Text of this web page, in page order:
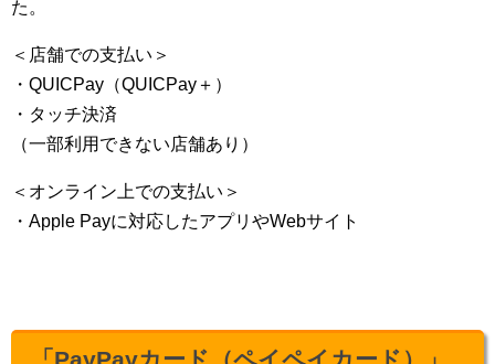
た。
＜店舗での支払い＞
・QUICPay（QUICPay＋）
・タッチ決済
（一部利用できない店舗あり）
＜オンライン上での支払い＞
・Apple Payに対応したアプリやWebサイト